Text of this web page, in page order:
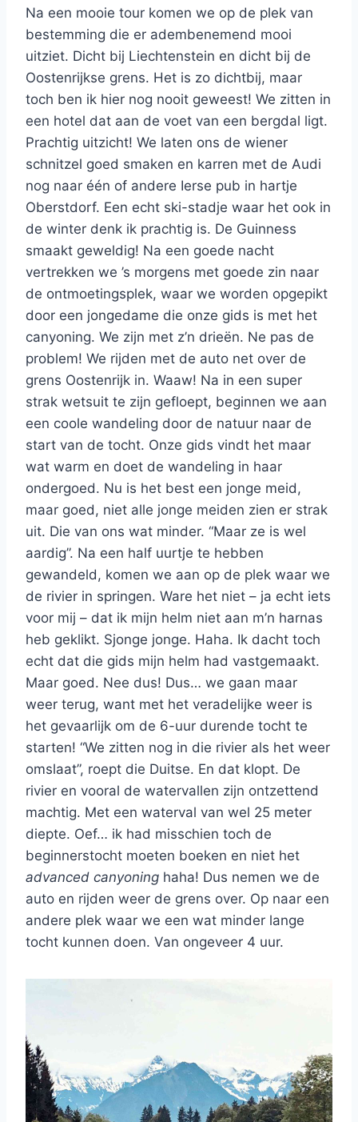
Na een mooie tour komen we op de plek van
bestemming die er adembenemend mooi
uitziet. Dicht bij Liechtenstein en dicht bij de
Oostenrijkse grens. Het is zo dichtbij, maar
toch ben ik hier nog nooit geweest! We zitten in
een hotel dat aan de voet van een bergdal ligt.
Prachtig uitzicht! We laten ons de wiener
schnitzel goed smaken en karren met de Audi
nog naar één of andere Ierse pub in hartje
Oberstdorf. Een echt ski-stadje waar het ook in
de winter denk ik prachtig is. De Guinness
smaakt geweldig! Na een goede nacht
vertrekken we ’s morgens met goede zin naar
de ontmoetingsplek, waar we worden opgepikt
door een jongedame die onze gids is met het
canyoning. We zijn met z’n drieën. Ne pas de
problem! We rijden met de auto net over de
grens Oostenrijk in. Waaw! Na in een super
strak wetsuit te zijn gefloept, beginnen we aan
een coole wandeling door de natuur naar de
start van de tocht. Onze gids vindt het maar
wat warm en doet de wandeling in haar
ondergoed. Nu is het best een jonge meid,
maar goed, niet alle jonge meiden zien er strak
uit. Die van ons wat minder. “Maar ze is wel
aardig”. Na een half uurtje te hebben
gewandeld, komen we aan op de plek waar we
de rivier in springen. Ware het niet – ja echt iets
voor mij – dat ik mijn helm niet aan m’n harnas
heb geklikt. Sjonge jonge. Haha. Ik dacht toch
echt dat die gids mijn helm had vastgemaakt.
Maar goed. Nee dus! Dus… we gaan maar
weer terug, want met het veradelijke weer is
het gevaarlijk om de 6-uur durende tocht te
starten! “We zitten nog in die rivier als het weer
omslaat”, roept die Duitse. En dat klopt. De
rivier en vooral de watervallen zijn ontzettend
machtig. Met een waterval van wel 25 meter
diepte. Oef… ik had misschien toch de
beginnerstocht moeten boeken en niet het
advanced canyoning haha! Dus nemen we de
auto en rijden weer de grens over. Op naar een
andere plek waar we een wat minder lange
tocht kunnen doen. Van ongeveer 4 uur.